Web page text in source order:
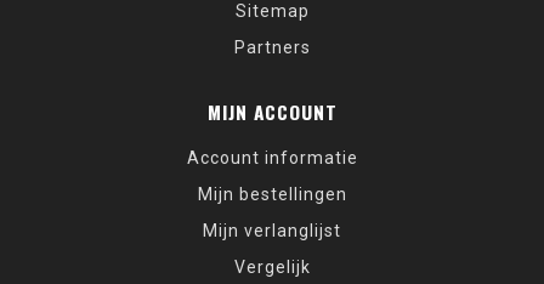
Sitemap
Partners
MIJN ACCOUNT
Account informatie
Mijn bestellingen
Mijn verlanglijst
Vergelijk